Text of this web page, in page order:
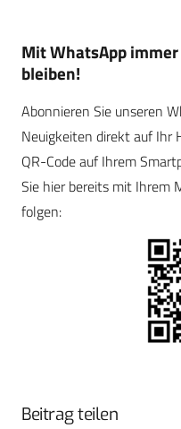
Mit WhatsApp
bleiben!
Abonnieren Sie unseren
Neuigkeiten direkt auf Ihr
QR-Code auf Ihrem
Sie hier bereits mit Ihrem
folgen:
Beitrag teilen